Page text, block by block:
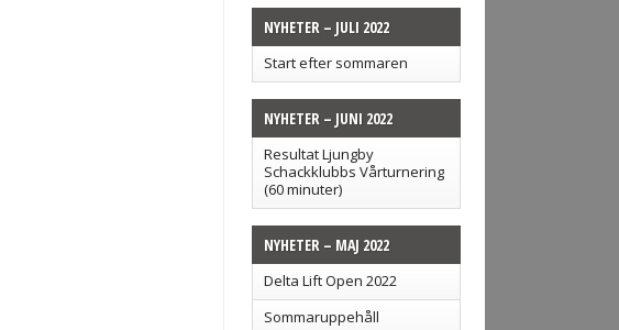
NYHETER – JULI 2022
Start efter sommaren
NYHETER – JUNI 2022
Resultat Ljungby
Schackklubbs Vårturnering
(60 minuter)
NYHETER – MAJ 2022
Delta Lift Open 2022
Sommaruppehåll